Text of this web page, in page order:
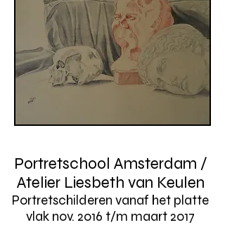
Portretschool Amsterdam /
Atelier Liesbeth van Keulen
Portretschilderen vanaf het platte
vlak nov. 2016 t/m maart 2017